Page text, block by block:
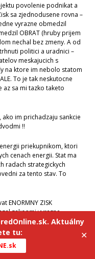
Aktuálny
tu:
✕
povolenie podnikat a
sa zjednodusene rovna –
vyrazne obmedzil
OBRAT (hruby prijem
nechal bez zmeny. A od
politici a uradnici –
meskajucich s
na ktore im nebolo statom
To je tak neskutocne
az sa mi tazko taketo
im prichadzaju sankcie
!!
priekupnikom, ktori
cenach energii. Stat ma
radach strategickych
za tento stav. To
ENORMNY ZISK
zakonmi vyrazne
podnikatelskych
zaujme vyrazne
!!